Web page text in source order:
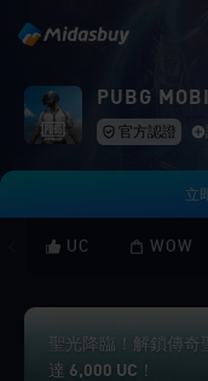
PUBG
官方認證
立
UC WOW
聖光降臨！解鎖傳奇
達 6,000 UC！